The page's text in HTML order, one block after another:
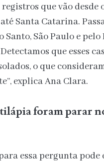
registros que vão desde
Santa Catarina.
São Paulo e pelo
que esses
o que
explica Ana Clara.
foram parar
essa pergunta pode